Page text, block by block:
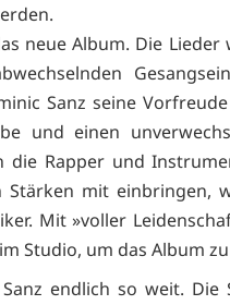
neue Album. Die
Sanz seine
und einen
Rapper und
Stärken mit einbringen,
Mit »voller
Studio, um das Album
endlich so weit. Die